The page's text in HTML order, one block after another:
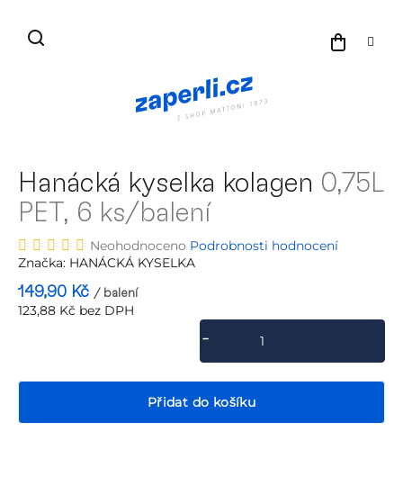
obsah
Hanácká kyselka kolagen 0,75L
PET, 6 ks/balení
Průměrné
hodnocení
je
0,0
Neohodnoceno Podrobnosti hodnocení
Značka: HANÁCKÁ KYSELKA
149,90 Kč / balení
123,88 Kč bez DPH
Přidat do košíku